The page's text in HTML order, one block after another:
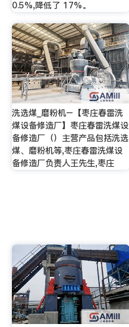
0.5%,降低了 17%。
洗选煤_磨粉机–【枣庄春雷洗
煤设备修造厂】枣庄春雷洗煤设
备修造厂（）主营产品包括洗选
煤、磨粉机等,枣庄春雷洗煤设
备修造厂负责人王先生,枣庄